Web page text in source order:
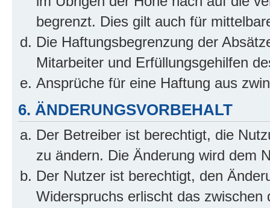
begrenzt. Dies gilt auch für
Die Haftungsbegrenzung der
Mitarbeiter und Erfüllungsgehilfen
Ansprüche für eine Haftung aus
6. ÄNDERUNGSVORBEHALT
Der Betreiber ist berechtigt, die
zu ändern. Die Änderung wird dem
Der Nutzer ist berechtigt, den
Widerspruchs erlischt das